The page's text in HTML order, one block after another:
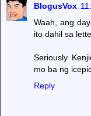
BlogusVox
Waah, ang
ito dahil sa
Seriously
mo ba ng
Reply